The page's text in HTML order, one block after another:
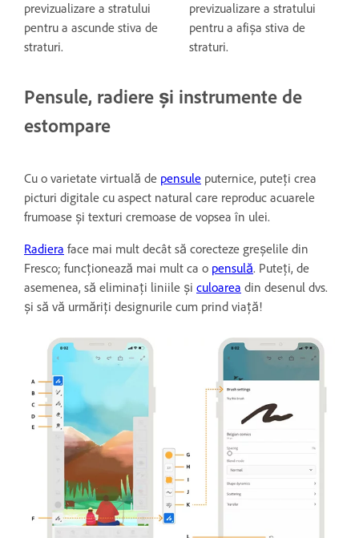
previzualizare a stratului
pentru a ascunde stiva de
straturi.
previzualizare a stratului
pentru a afișa stiva de
straturi.
Pensule, radiere și instrumente de
estompare
Cu o varietate virtuală de pensule puternice, puteți crea
picturi digitale cu aspect natural care reproduc acuarele
frumoase și texturi cremoase de vopsea în ulei.
Radiera face mai mult decât să corecteze greșelile din
Fresco; funcționează mai mult ca o pensulă. Puteți, de
asemenea, să eliminați liniile și culoarea din desenul dvs.
și să vă urmăriți designurile cum prind viață!